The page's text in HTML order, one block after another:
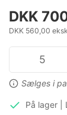
DKK
DKK 560,00
Sælges i
På lager |